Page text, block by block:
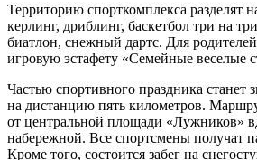
Территорию спорткомплекса разделят
керлинг, дриблинг, баскетбол три на
биатлон, снежный дартс. Для
игровую эстафету «Семейные веселые
Частью спортивного праздника станет
на дистанцию пять километров.
от центральной площади «Лужников»
набережной. Все спортсмены получат
Кроме того, состоится забег на